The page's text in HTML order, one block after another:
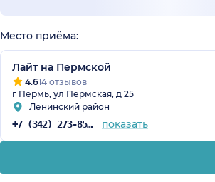
Место приёма:
Лайт на Пермской
4.614 отзывов
г Пермь, ул Пермская, д 25
Ленинский район
+7 (342) 273-85-03 показать